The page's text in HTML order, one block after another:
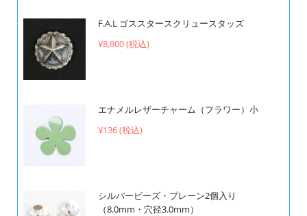
F.A.L ゴススタースクリュースタッズ
¥8,800 (税込)
エナメルレザーチャーム（フラワー）小
¥136 (税込)
シルバービーズ・プレーン2個入り
（8.0mm・穴径3.0mm）